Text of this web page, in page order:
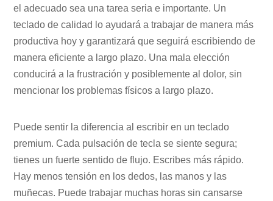
el adecuado sea una tarea seria e importante. Un
teclado de calidad lo ayudará a trabajar de manera más
productiva hoy y garantizará que seguirá escribiendo de
manera eficiente a largo plazo. Una mala elección
conducirá a la frustración y posiblemente al dolor, sin
mencionar los problemas físicos a largo plazo.
Puede sentir la diferencia al escribir en un teclado
premium. Cada pulsación de tecla se siente segura;
tienes un fuerte sentido de flujo. Escribes más rápido.
Hay menos tensión en los dedos, las manos y las
muñecas. Puede trabajar muchas horas sin cansarse